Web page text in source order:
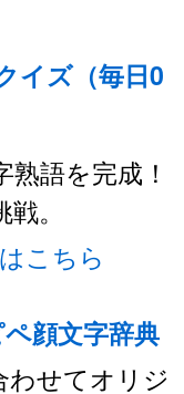
イズ（毎日0
語を完成！
。
こちら
顔文字辞典
わせてオリジ